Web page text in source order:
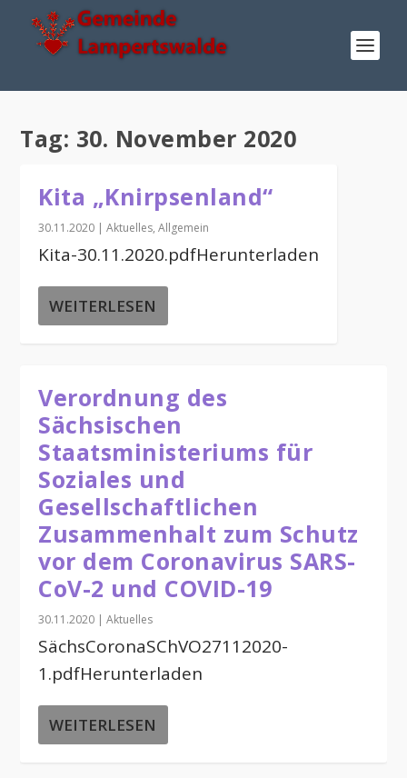
Tag: 30. November 2020
Kita „Knirpsenland“
30.11.2020 |Aktuelles,Allgemein
Kita-30.11.2020.pdfHerunterladen
WEITERLESEN
Verordnung des
Sächsischen
Staatsministeriums für
Soziales und
Gesellschaftlichen
Zusammenhalt zum Schutz
vor dem Coronavirus SARS-
CoV-2 und COVID-19
30.11.2020 |Aktuelles
SächsCoronaSChVO27112020-
1.pdfHerunterladen
WEITERLESEN